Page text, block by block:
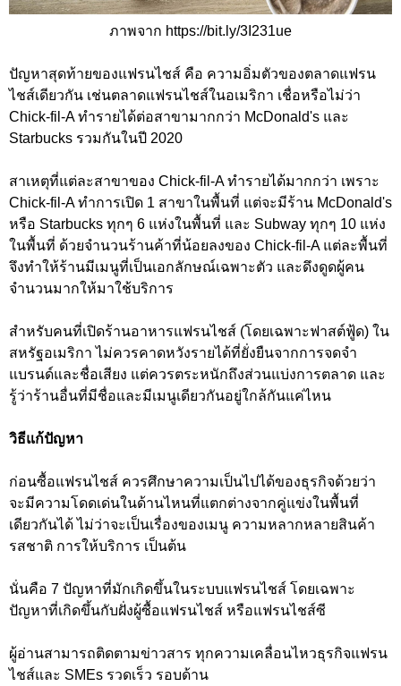
ภาพจาก https://bit.ly/3I231ue
ปัญหาสุดท้ายของแฟรนไชส์ คือ ความอิ่มตัวของตลาดแฟรน
ไชส์เดียวกัน เช่นตลาดแฟรนไชส์ในอเมริกา เชื่อหรือไม่ว่า
Chick-fil-A ทำรายได้ต่อสาขามากกว่า McDonald's และ
Starbucks รวมกันในปี 2020
สาเหตุที่แต่ละสาขาของ Chick-fil-A ทำรายได้มากกว่า เพราะ
Chick-fil-A ทำการเปิด 1 สาขาในพื้นที่ แต่จะมีร้าน McDonald's
หรือ Starbucks ทุกๆ 6 แห่งในพื้นที่ และ Subway ทุกๆ 10 แห่ง
ในพื้นที่ ด้วยจำนวนร้านค้าที่น้อยลงของ Chick-fil-A แต่ละพื้นที่
จึงทำให้ร้านมีเมนูที่เป็นเอกลักษณ์เฉพาะตัว และดึงดูดผู้คน
จำนวนมากให้มาใช้บริการ
สำหรับคนที่เปิดร้านอาหารแฟรนไชส์ (โดยเฉพาะฟาสต์ฟู้ด) ใน
สหรัฐอเมริกา ไม่ควรคาดหวังรายได้ที่ยั่งยืนจากการจดจำ
แบรนด์และชื่อเสียง แต่ควรตระหนักถึงส่วนแบ่งการตลาด และ
รู้ว่าร้านอื่นที่มีชื่อและมีเมนูเดียวกันอยู่ใกล้กันแค่ไหน
วิธีแก้ปัญหา
ก่อนซื้อแฟรนไชส์ ควรศึกษาความเป็นไปได้ของธุรกิจด้วยว่า
จะมีความโดดเด่นในด้านไหนที่แตกต่างจากคู่แข่งในพื้นที่
เดียวกันได้ ไม่ว่าจะเป็นเรื่องของเมนู ความหลากหลายสินค้า
รสชาติ การให้บริการ เป็นต้น
นั่นคือ 7 ปัญหาที่มักเกิดขึ้นในระบบแฟรนไชส์ โดยเฉพาะ
ปัญหาที่เกิดขึ้นกับฝั่งผู้ซื้อแฟรนไชส์ หรือแฟรนไชส์ซี
ผู้อ่านสามารถติดตามข่าวสาร ทุกความเคลื่อนไหวธุรกิจแฟรน
ไชส์และ SMEs รวดเร็ว รอบด้าน